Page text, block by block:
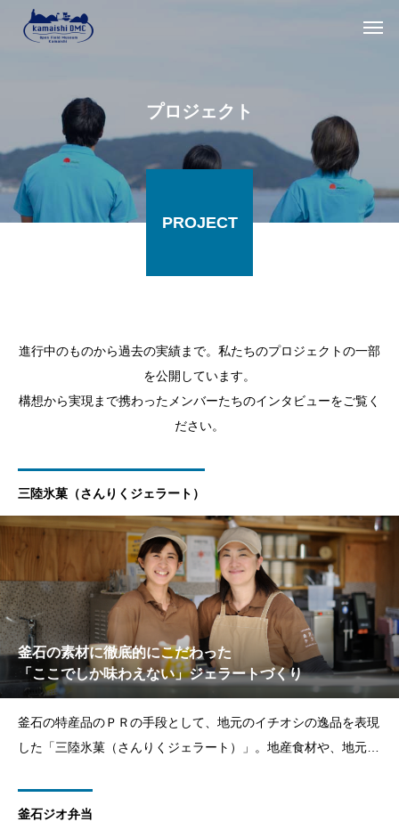
プロジェクト
PROJECT
進行中のものから過去の実績まで。私たちのプロジェクトの一部
を公開しています。
構想から実現まで携わったメンバーたちのインタビューをご覧く
ださい。
三陸氷菓（さんりくジェラート）
釜石の素材に徹底的にこだわった
「ここでしか味わえない」ジェラートづくり
釜石の特産品のＰＲの手段として、地元のイチオシの逸品を表現
した「三陸氷菓（さんりくジェラート）」。地産食材や、地元の
レーバーがラインナップされています。三陸の海・山・川
釜石ジオ弁当